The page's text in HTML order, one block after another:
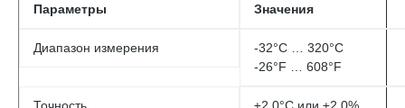
Параметры Значения
Диапазон измерения
-32°С … 320°С
-26°F … 608°F
Точность ±2.0°С или ±2.0%